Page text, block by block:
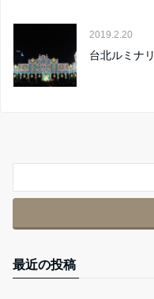
2019.2.20
台北ルミナ
最近の投稿